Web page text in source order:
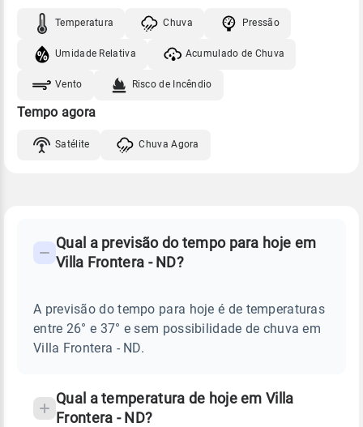
Temperatura Chuva Pressão
Umidade Relativa Acumulado de Chuva
Vento Risco de Incêndio
Tempo agora
Satélite Chuva Agora
TEMPO
FRONTERA
Perguntas
sobre
chuva
Qual a previsão do tempo para hoje em
Villa Frontera - ND?
A previsão do tempo para hoje é de temperaturas
entre 26° e 37° e sem possibilidade de chuva em
Villa Frontera - ND.
Qual a temperatura de hoje em Villa
Frontera - ND?